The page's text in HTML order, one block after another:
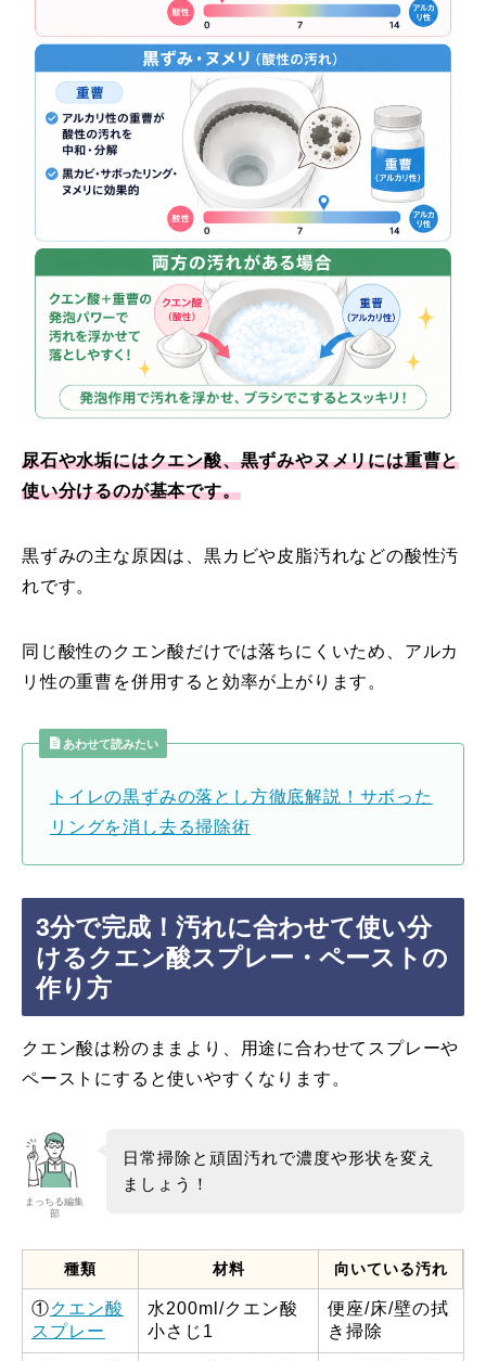
尿石や水垢にはクエン酸、黒ずみやヌメリには重曹と
使い分けるのが基本です。
黒ずみの主な原因は、黒カビや皮脂汚れなどの酸性汚
れです。
同じ酸性のクエン酸だけでは落ちにくいため、アルカ
リ性の重曹を併用すると効率が上がります。
あわせて読みたい
トイレの黒ずみの落とし方徹底解説！サボった
リングを消し去る掃除術
3分で完成！汚れに合わせて使い分
けるクエン酸スプレー・ペーストの
作り方
クエン酸は粉のままより、用途に合わせてスプレーや
ペーストにすると使いやすくなります。
まっちる編集
部
日常掃除と頑固汚れで濃度や形状を変え
ましょう！
種類 材料 向いている汚れ
①クエン酸
スプレー
水200ml/クエン酸
小さじ1
便座/床/壁の拭
き掃除